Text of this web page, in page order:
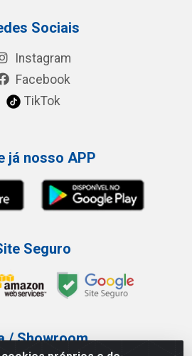
Sociais
Instagram
Facebook
TikTok
já nosso APP
Seguro
/ Showroom